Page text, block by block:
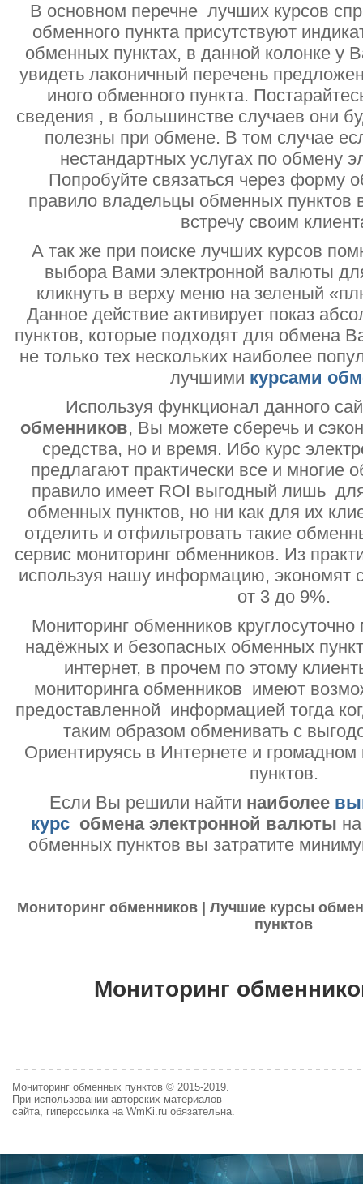
В основном перечне лучших курсов
обменного пункта присутствуют
обменных пунктах, в данной колонке у
увидеть лаконичный перечень
иного обменного пункта.
сведения , в большинстве случаев они
полезны при обмене. В том случае
нестандартных услугах по обмену
Попробуйте связаться через форму
правило владельцы обменных пунктов
встречу своим
А так же при поиске лучших курсов
выбора Вами электронной валюты
кликнуть в верху меню на зеленый
Данное действие активирует показ
пунктов, которые подходят для обмена
не только тех нескольких наиболее
лучшими курсами
Используя функционал данного
обменников, Вы можете сберечь и
средства, но и время. Ибо курс
предлагают практически все и многие
правило имеет ROI выгодный лишь
обменных пунктов, но ни как для их
отделить и отфильтровать такие
сервис мониторинг обменников. Из
используя нашу информацию, экономят
от 3 до 9%.
Мониторинг обменников круглосуточно
надёжных и безопасных обменных
интернет, в прочем по этому
мониторинга обменников имеют
предоставленной информацией тогда
таким образом обменивать с
Ориентируясь в Интернете и
пунктов.
Если Вы решили найти наиболее
курс обмена электронной валюты
обменных пунктов вы затратите
Мониторинг обменников | Лучшие курсы
пунктов
Мониторинг
Мониторинг обменных пунктов © 2015-2019.
При использовании авторских материалов
сайта, гиперссылка на WmKi.ru обязательна.